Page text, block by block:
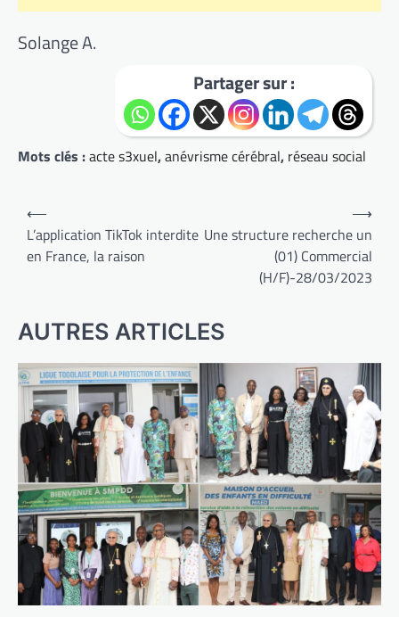
Solange A.
Partager sur :
Mots clés :acte s3xuel,anévrisme cérébral, réseau social
Navigation
de
l’article
⟵
L’application TikTok interdite
en France, la raison
Une structure recherche un
(01) Commercial
(H/F)-28/03/2023
⟶
AUTRES ARTICLES